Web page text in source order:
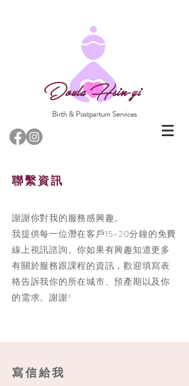
Doula Hsin-yi
Birth & Postpartum Services
​聯繫資訊
謝謝你對我的服務感興趣。
我提供每一位潛在客戶15-20分鐘的免費
線上視訊諮詢。你如果有興趣知道更多
有關於服務跟課程的資訊，歡迎填寫表
格告訴我你的所在城市、預產期以及你
的需求。謝謝!
寫信給我